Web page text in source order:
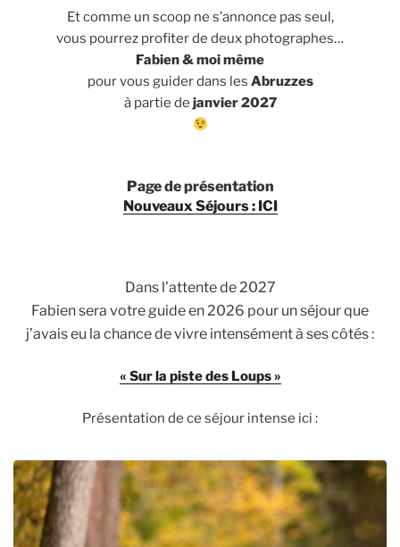
Et comme un scoop ne s’annonce pas seul,
vous pourrez profiter de deux photographes…
Fabien & moi même
pour vous guider dans les Abruzzes
à partie de janvier 2027
Page de présentation
Nouveaux Séjours : ICI
Dans l’attente de 2027
Fabien sera votre guide en 2026 pour un séjour que
j’avais eu la chance de vivre intensément à ses côtés :
« Sur la piste des Loups »
Présentation de ce séjour intense ici :